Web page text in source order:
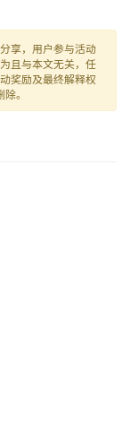
享，用户参与活动
且与本文无关，任
奖励及最终解释权
。